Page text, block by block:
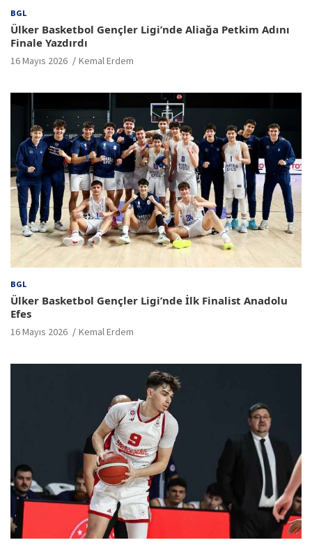
BGL
Ülker Basketbol Gençler Ligi’nde Aliağa Petkim Adını
Finale Yazdırdı
16 Mayıs 2026 Kemal Erdem
BGL
Ülker Basketbol Gençler Ligi’nde İlk Finalist Anadolu
Efes
16 Mayıs 2026 Kemal Erdem